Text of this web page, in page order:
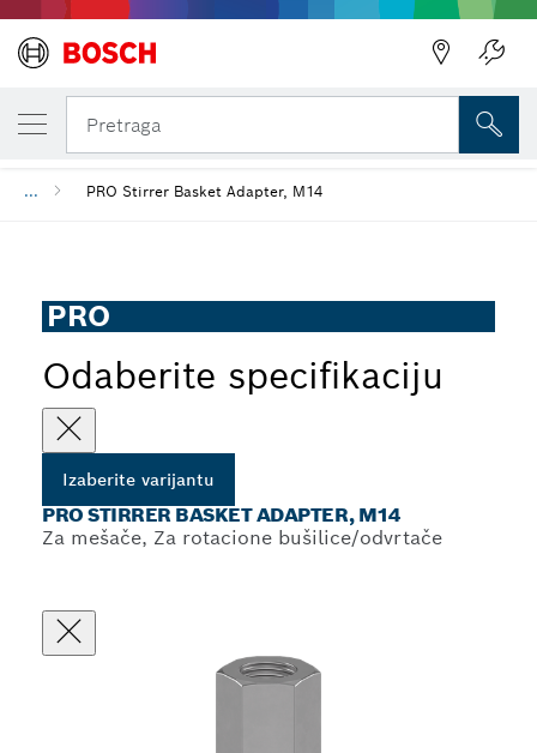
Pretraga
... PRO Stirrer Basket Adapter, M14
PRO
Odaberite specifikaciju
Izaberite varijantu
PRO STIRRER BASKET ADAPTER, M14
Za mešače, Za rotacione bušilice/odvrtače
IZABRANA VARIJANTA
PRO Stirrer Basket Adapter, M14